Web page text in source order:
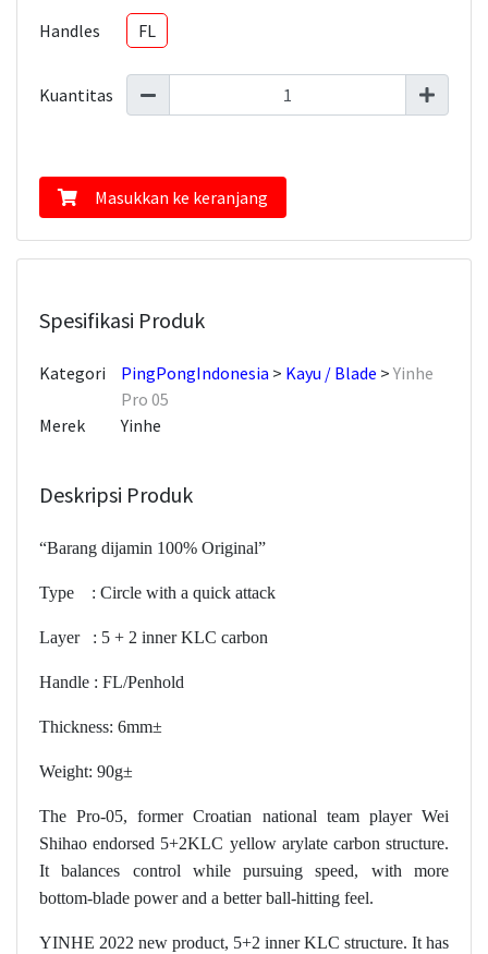
Handles FL
Kuantitas
Masukkan ke keranjang
Spesifikasi Produk
Kategori PingPongIndonesia Kayu / Blade
Yinhe
Pro 05
Merek
Yinhe
Deskripsi Produk
“Barang dijamin 100% Original”
Type : Circle with a quick attack
Layer : 5 + 2 inner KLC carbon
Handle : FL/Penhold
Thickness: 6mm±
Weight: 90g±
The Pro-05, former Croatian national team player Wei
Shihao endorsed 5+2KLC yellow arylate carbon structure.
It balances control while pursuing speed, with more
bottom-blade power and a better ball-hitting feel.
YINHE 2022 new product, 5+2 inner KLC structure. It has